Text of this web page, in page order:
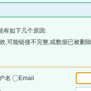
有如下几个原因:
,可能链接不完整,或数据已被删
名
Email